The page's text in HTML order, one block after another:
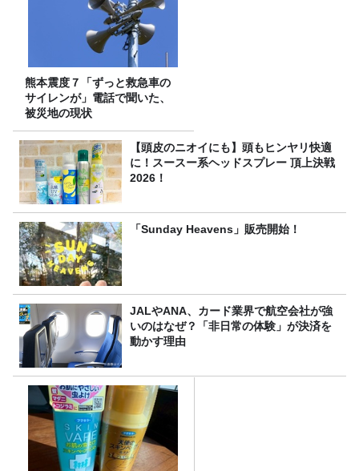
熊本震度７「ずっと救急車の
サイレンが」電話で聞いた、
被災地の現状
【頭皮のニオイにも】頭もヒンヤリ快適
に！スースー系ヘッドスプレー 頂上決戦
2026！
「Sunday Heavens」販売開始！
JALやANA、カード業界で航空会社が強
いのはなぜ？「非日常の体験」が決済を
動かす理由